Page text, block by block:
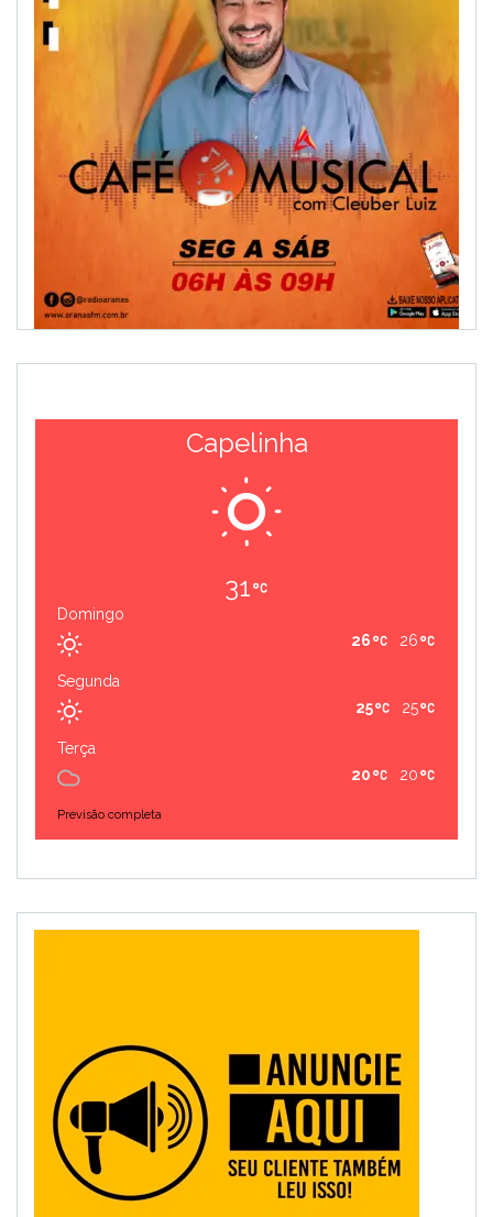
Capelinha
31
Domingo
26
26
Segunda
25
25
Terça
20
20
Previsão completa